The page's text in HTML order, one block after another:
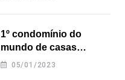
1º condomínio do
mundo de casas
impressas em 3D é
05/01/2023